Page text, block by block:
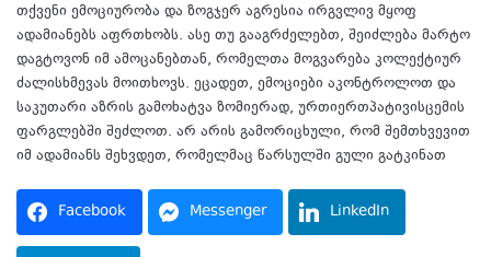
თქვენი ემოციურობა და ზოგჯერ აგრესია ირგვლივ მყოფ
ადამიანებს აფრთხობს. ასე თუ გააგრძელებთ, შეიძლება მარტო
დაგტოვონ იმ ამოცანებთან, რომელთა მოგვარება კოლექტიურ
ძალისხმევას მოითხოვს. ეცადეთ, ემოციები აკონტროლოთ და
საკუთარი აზრის გამოხატვა ზომიერად, ურთიერთპატივისცემის
ფარგლებში შეძლოთ. არ არის გამორიცხული, რომ შემთხვევით
იმ ადამიანს შეხვდეთ, რომელმაც წარსულში გული გატკინათ
Facebook Messenger LinkedIn